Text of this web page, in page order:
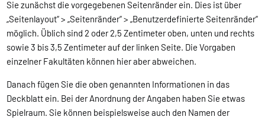
Sie zunächst die vorgegebenen Seitenränder ein. Dies ist über
„Seitenlayout“ > „Seitenränder“ > „Benutzerdefinierte Seitenränder“
möglich. Üblich sind 2 oder 2,5 Zentimeter oben, unten und rechts
sowie 3 bis 3,5 Zentimeter auf der linken Seite. Die Vorgaben
einzelner Fakultäten können hier aber abweichen.
Danach fügen Sie die oben genannten Informationen in das
Deckblatt ein. Bei der Anordnung der Angaben haben Sie etwas
Spielraum. Sie können beispielsweise auch den Namen der